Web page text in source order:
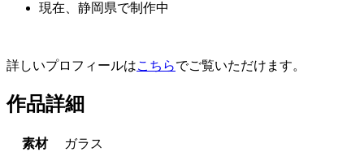
現在、静岡県で制作中
詳しいプロフィールはこちらでご覧いただけます。
作品詳細
素材
ガラス